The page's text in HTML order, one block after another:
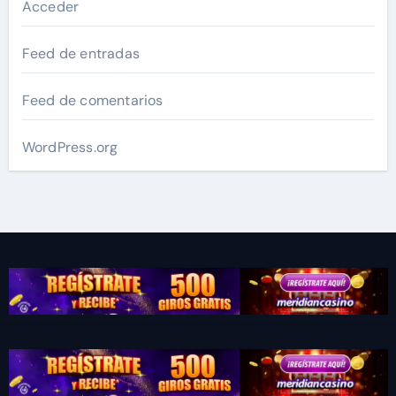
Acceder
Feed de entradas
Feed de comentarios
WordPress.org